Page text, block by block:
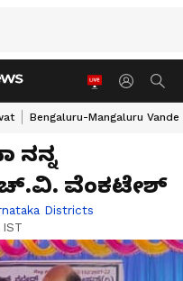
Bengaluru-Mangaluru
ನನ್ನ
ವೆಂಕಟೇಶ್‌
Districts